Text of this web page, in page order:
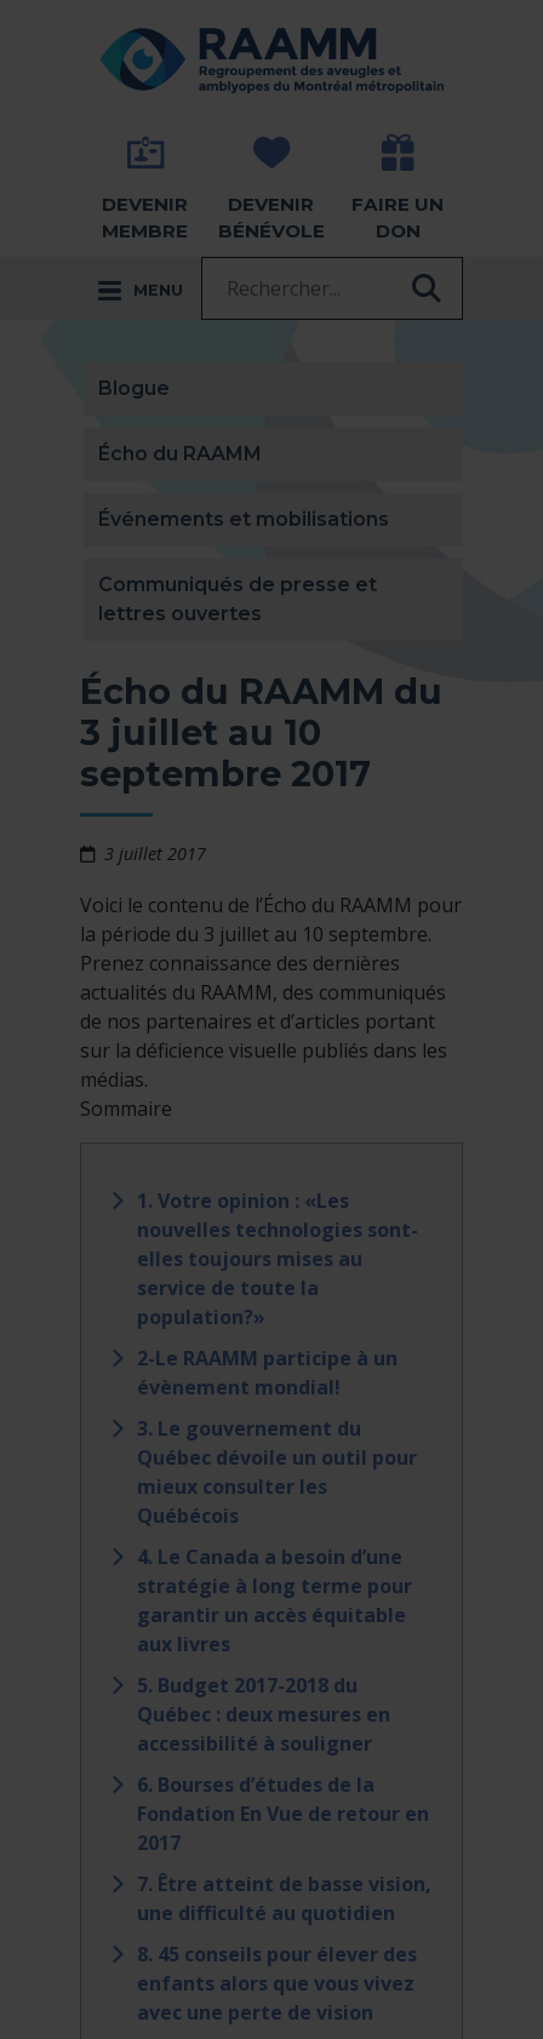
RETOUR À LA PAGE D'ACCUEIL -
DEVENIR
MEMBRE
DEVENIR
BÉNÉVOLE
FAIRE UN
DON
MENU
Blogue
Écho du RAAMM
Événements et mobilisations
Communiqués de presse et
lettres ouvertes
Écho du RAAMM du
3 juillet au 10
septembre 2017
3 juillet 2017
Voici le contenu de l’Écho du RAAMM pour
la période du 3 juillet au 10 septembre.
Prenez connaissance des dernières
actualités du RAAMM, des communiqués
de nos partenaires et d’articles portant
sur la déficience visuelle publiés dans les
médias.
Sommaire
1. Votre opinion : «Les
nouvelles technologies sont-
elles toujours mises au
service de toute la
population?»
2-Le RAAMM participe à un
évènement mondial!
3. Le gouvernement du
Québec dévoile un outil pour
mieux consulter les
Québécois
4. Le Canada a besoin d’une
stratégie à long terme pour
garantir un accès équitable
aux livres
5. Budget 2017-2018 du
Québec : deux mesures en
accessibilité à souligner
6. Bourses d’études de la
Fondation En Vue de retour en
2017
7. Être atteint de basse vision,
une difficulté au quotidien
8. 45 conseils pour élever des
enfants alors que vous vivez
avec une perte de vision